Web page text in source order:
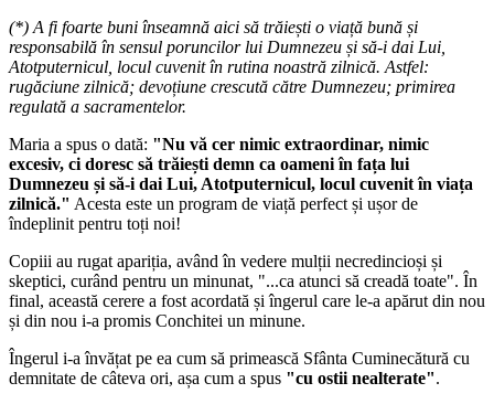
(*) A fi foarte buni înseamnă aici să trăiești o viață bună și
responsabilă în sensul poruncilor lui Dumnezeu și să-i dai Lui,
Atotputernicul, locul cuvenit în rutina noastră zilnică. Astfel:
rugăciune zilnică; devoțiune crescută către Dumnezeu; primirea
regulată a sacramentelor.
Maria a spus o dată: "Nu vă cer nimic extraordinar, nimic
excesiv, ci doresc să trăiești demn ca oameni în fața lui
Dumnezeu și să-i dai Lui, Atotputernicul, locul cuvenit în viața
zilnică." Acesta este un program de viață perfect și ușor de
îndeplinit pentru toți noi!
Copiii au rugat apariția, având în vedere mulții necredincioși și
skeptici, curând pentru un minunat, "...ca atunci să creadă toate". În
final, această cerere a fost acordată și îngerul care le-a apărut din nou
și din nou i-a promis Conchitei un minune.
Îngerul i-a învățat pe ea cum să primească Sfânta Cuminecătură cu
demnitate de câteva ori, așa cum a spus "cu ostii nealterate".